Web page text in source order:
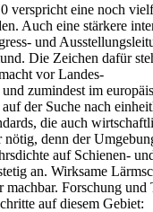
verspricht eine noch
Auch eine stärkere
und
Die Zeichen dafür
vor Landes-
zumindest im
der Suche nach
die auch
nötig, denn der
auf Schienen-
an. Wirksame
Forschung und
auf diesem Gebiet: